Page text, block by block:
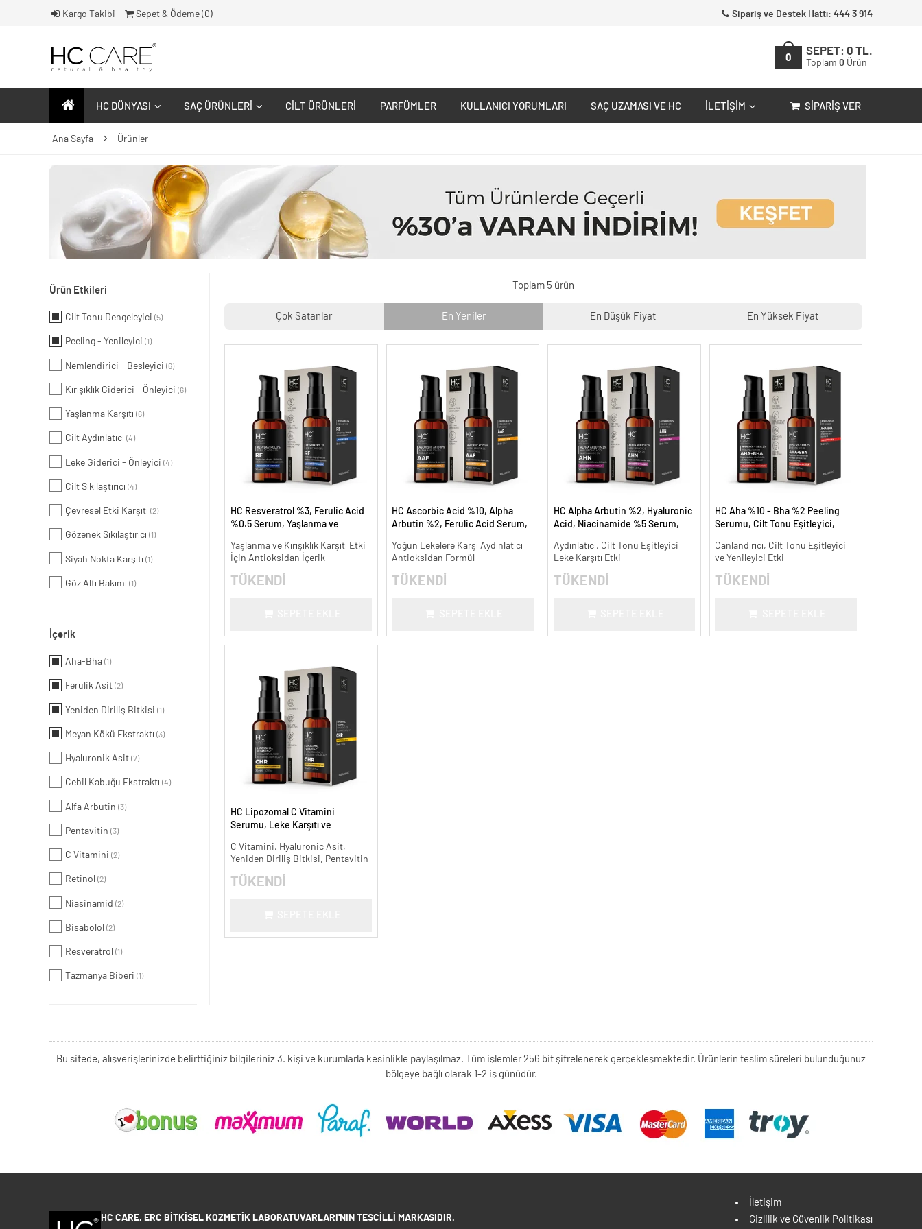
Kargo Takibi Sepet & Ödeme ( 0) Sipariş ve Destek Hattı: 444 3 914
0
SEPET: 0 TL.
Toplam 0 Ürün
HC DÜNYASI SAÇ ÜRÜNLERI CILT ÜRÜNLERI PARFÜMLER KULLANICI YORUMLARI SAÇ UZAMASI VE HC İLETIŞIM SIPARIŞ VER
Ana Sayfa Ürünler
Ürün Etkileri
Cilt Tonu Dengeleyici (5)
Peeling - Yenileyici (1)
Nemlendirici - Besleyici (6)
Kırışıklık Giderici - Önleyici (6)
Yaşlanma Karşıtı (6)
Cilt Aydınlatıcı (4)
Leke Giderici - Önleyici (4)
Cilt Sıkılaştırıcı (4)
Çevresel Etki Karşıtı (2)
Gözenek Sıkılaştırıcı (1)
Siyah Nokta Karşıtı (1)
Göz Altı Bakımı (1)
İçerik
Aha-Bha (1)
Ferulik Asit (2)
Yeniden Diriliş Bitkisi (1)
Meyan Kökü Ekstraktı (3)
Hyaluronik Asit (7)
Cebil Kabuğu Ekstraktı (4)
Alfa Arbutin (3)
Pentavitin (3)
C Vitamini (2)
Retinol (2)
Niasinamid (2)
Bisabolol (2)
Resveratrol (1)
Tazmanya Biberi (1)
Toplam 5 ürün
Çok Satanlar En Yeniler En Düşük Fiyat En Yüksek Fiyat
HC Resveratrol %3, Ferulic Acid
%0.5 Serum, Yaşlanma ve
Yaşlanma ve Kırışıklık Karşıtı Etki
İçin Antioksidan İçerik
TÜKENDİ
HC Ascorbic Acid %10, Alpha
Arbutin %2, Ferulic Acid Serum,
ml.
Yoğun Lekelere Karşı Aydınlatıcı
Antioksidan Formül
TÜKENDİ
HC Alpha Arbutin %2, Hyaluronic
Acid, Niacinamide %5 Serum,
Aydınlatıcı, Cilt Tonu Eşitleyici
Leke Karşıtı Etki
TÜKENDİ
HC Aha %10 - Bha %2 Peeling
Serumu, Cilt Tonu Eşitleyici,
Canlandırıcı, Cilt Tonu Eşitleyici
ve Yenileyici Etki
TÜKENDİ
HC Lipozomal C Vitamini
Serumu, Leke Karşıtı ve
C Vitamini, Hyaluronic Asit,
Yeniden Diriliş Bitkisi, Pentavitin
TÜKENDİ
Bu sitede, alışverişlerinizde belirttiğiniz bilgileriniz 3. kişi ve kurumlarla kesinlikle paylaşılmaz. Tüm işlemler 256 bit şifrelenerek gerçekleşmektedir. Ürünlerin teslim süreleri bulunduğunuz
bölgeye bağlı olarak 1-2 iş günüdür.
HC CARE, ERC BITKISEL KOZMETIK LABORATUVARLARI'NIN TESCILLI MARKASIDIR.
İletişim
Gizlilik ve Güvenlik Politikası